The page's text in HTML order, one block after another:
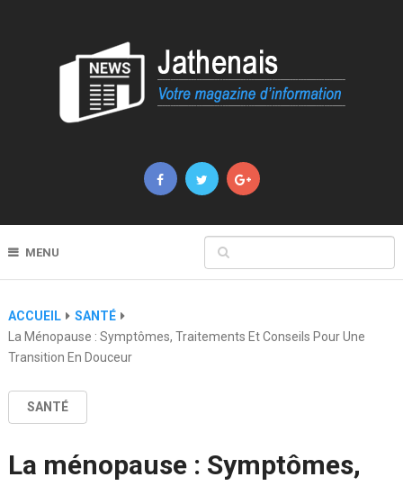
MENU
ACCUEIL
SANTÉ
La Ménopause : Symptômes, Traitements Et Conseils Pour Une
Transition En Douceur
SANTÉ
La ménopause : Symptômes,